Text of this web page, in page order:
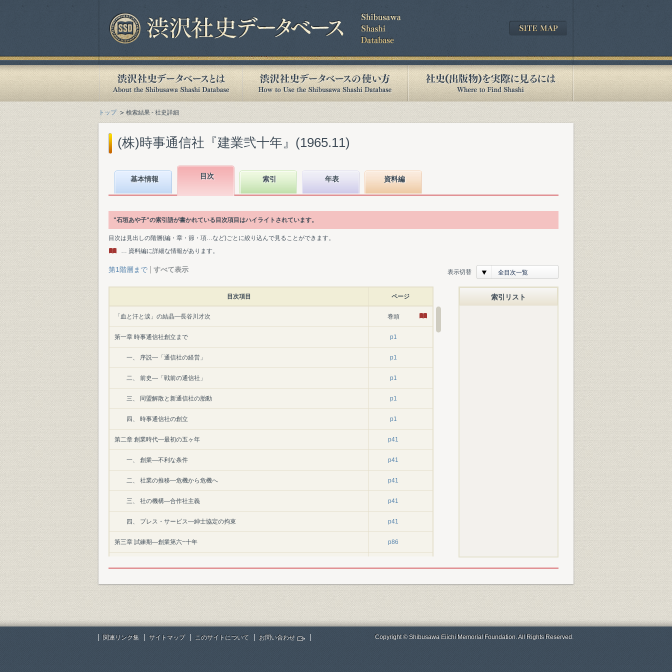
トップ 検索結果 - 社史詳細
(株)時事通信社『建業弐十年』(1965.11)
基本情報 目次 索引 年表 資料編
"石垣あや子"の索引語が書かれている目次項目はハイライトされています。
目次は見出しの階層(編・章・節・項…など)ごとに絞り込んで見ることができます。
… 資料編に詳細な情報があります。
第1階層まで すべて表示 表示切替 全目次一覧
目次項目 ページ
「血と汗と涙」の結晶―長谷川才次 巻頭
第一章 時事通信社創立まで p1
一、 序説―「通信社の経営」 p1
二、 前史―「戦前の通信社」 p1
三、 同盟解散と新通信社の胎動 p1
四、 時事通信社の創立 p1
第二章 創業時代―最初の五ヶ年 p41
一、 創業―不利な条件 p41
二、 社業の推移―危機から危機へ p41
三、 社の機構―合作社主義 p41
四、 プレス・サービス―紳士協定の拘束 p41
第三章 試練期―創業第六~十年 p86
二、 社業の推移―苦闘続く p86
三、 対外発展への布石 p86
四、 初期の衛星企業体 p86
索引リスト
関連リンク集 サイトマップ このサイトについて お問い合わせ Copyright © Shibusawa Eiichi Memorial Foundation. All Rights Reserved.